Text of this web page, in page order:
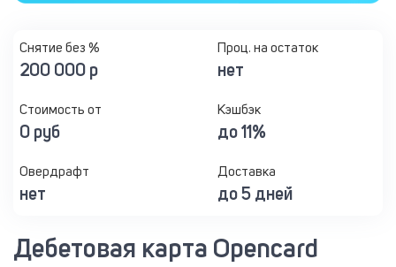
Снятие без %
200 000 р
Проц. на остаток
нет
Стоимость от
0 руб
Кэшбэк
до 11%
Овердрафт
нет
Доставка
до 5 дней
Дебетовая карта Opencard